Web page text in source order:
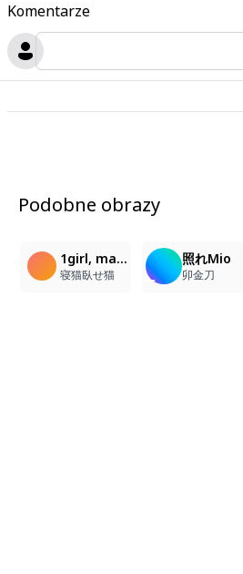
Komentarze
Podobne obrazy
1girl, masterpiece, cat ears, holding cat, looking at viewer, school_uniform, seductive_smile
寝猫臥せ猫
照れMio
卯金刀